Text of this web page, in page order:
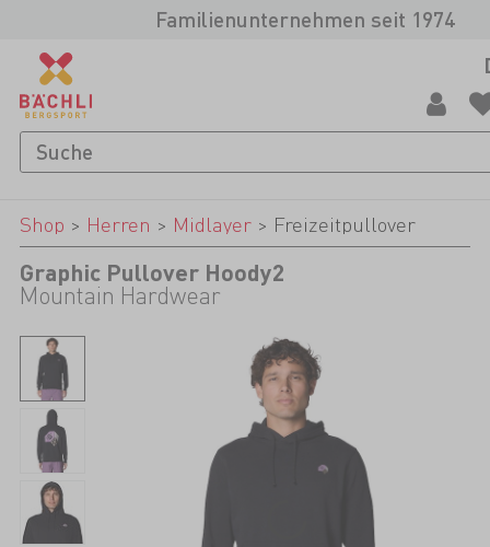
Familienunternehmen seit 1974
Shop > Herren > Midlayer> Freizeitpullover
Graphic Pullover Hoody2
Mountain Hardwear